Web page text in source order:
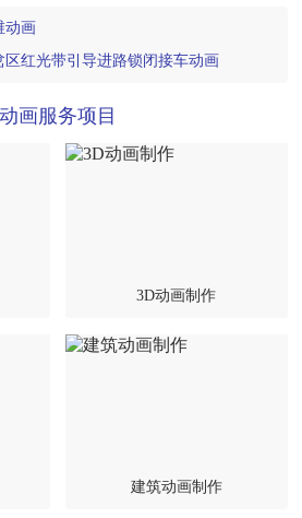
动画
区红光带引导进路锁闭接车动画
动画服务项目
3D动画制作
建筑动画制作